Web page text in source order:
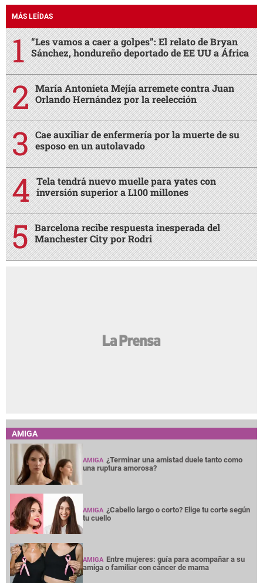
MÁS LEÍDAS
“Les vamos a caer a golpes”: El relato de Bryan
Sánchez, hondureño deportado de EE UU a África
María Antonieta Mejía arremete contra Juan
Orlando Hernández por la reelección
Cae auxiliar de enfermería por la muerte de su
esposo en un autolavado
Tela tendrá nuevo muelle para yates con
inversión superior a L100 millones
Barcelona recibe respuesta inesperada del
Manchester City por Rodri
AMIGA
AMIGA ¿Terminar una amistad duele tanto como
una ruptura amorosa?
AMIGA ¿Cabello largo o corto? Elige tu corte según
tu cuello
AMIGA Entre mujeres: guía para acompañar a su
amiga o familiar con cáncer de mama